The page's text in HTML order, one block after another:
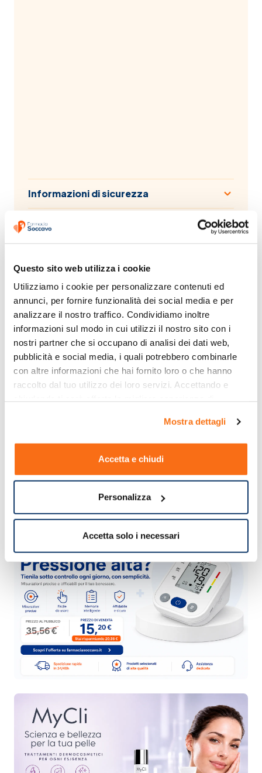
Questo sito web utilizza i cookie
Utilizziamo i cookie per personalizzare contenuti ed
annunci, per fornire funzionalità dei social media e per
analizzare il nostro traffico. Condividiamo inoltre
informazioni sul modo in cui utilizzi il nostro sito con i
nostri partner che si occupano di analisi dei dati web,
pubblicità e social media, i quali potrebbero combinarle
con altre informazioni che hai fornito loro o che hanno
raccolto dal tuo utilizzo dei loro servizi. Accettando e
Mostra dettagli
Accetta e chiudi
Personalizza
Accetta solo i necessari
Informazioni di sicurezza
Informazioni aggiuntive
Tracciamento Spedizioni
In tempo reale
Ordini
Ordine minimo 29.90€ salvo promo
Pagamenti veloci
Usiamo i metodi più sicuri
Servizio clienti dedicato
Categorie
Cosmesi
Prodotti per il
Couperose rosacea e